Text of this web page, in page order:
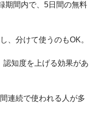
期間内で、5日間の無料
、分けて使うのもOK。
認知度を上げる効果があ
連続で使われる人が多